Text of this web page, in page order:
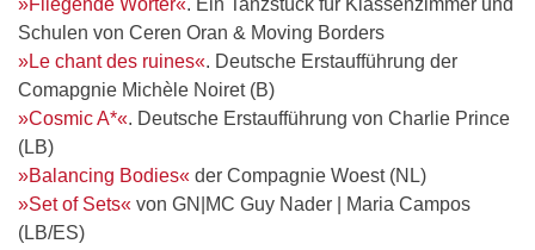
»Fliegende Wörter«. Ein Tanzstück für Klassenzimmer und
Schulen von Ceren Oran & Moving Borders
»Le chant des ruines«. Deutsche Erstaufführung der
Comapgnie Michèle Noiret (B)
»Cosmic A*«. Deutsche Erstaufführung von Charlie Prince
(LB)
»Balancing Bodies« der Compagnie Woest (NL)
»Set of Sets« von GN|MC Guy Nader | Maria Campos
(LB/ES)